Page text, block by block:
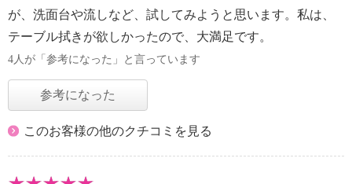
が、洗面台や流しなど、試してみようと思います。私は、
テーブル拭きが欲しかったので、大満足です。
4人が「参考になった」と言っています
参考になった
このお客様の他のクチコミを見る